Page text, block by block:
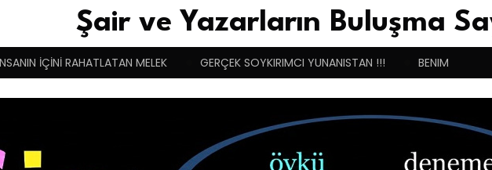
Şair ve Yazarların Buluşma
İÇİNİ RAHATLATAN MELEK GERÇEK SOYKIRIMCI YUNANISTAN !!! BENIM